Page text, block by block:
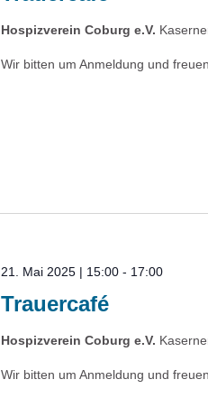
Hospizverein Coburg e.V.
Wir bitten um Anmeldung und
Trauercafé
21. Mai 2025 | 15:00- 17:00
Hospizverein Coburg e.V.
Wir bitten um Anmeldung und